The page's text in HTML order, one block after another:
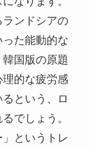
ランドシアの
た能動的な
国版の原題
的な疲労感
という、ロ
でしょう。
というトレ